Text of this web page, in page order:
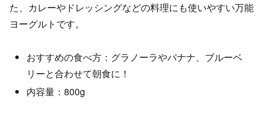
た、カレーやドレッシングなどの料理にも使いやすい万能
ヨーグルトです。
おすすめの食べ方：グラノーラやバナナ、ブルーベ
リーと合わせて朝食に！
内容量：800g